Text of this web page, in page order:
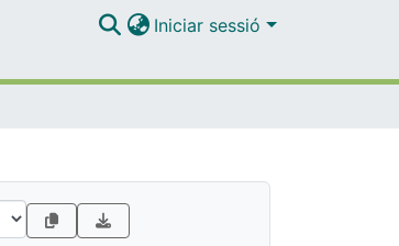
Iniciar sessió